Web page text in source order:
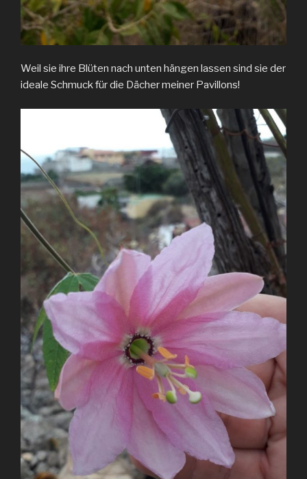
Weil sie ihre Blüten nach unten hängen lassen sind sie der
ideale Schmuck für die Dächer meiner Pavillons!